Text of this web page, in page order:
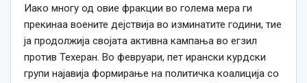
Иако многу од овие фракции во голема мера ги
прекинаа воените дејствија во изминатите години, тие
ја продолжија својата активна кампања во егзил
против Техеран. Во февруари, пет ирански курдски
групи најавија формирање на политичка коалиција со